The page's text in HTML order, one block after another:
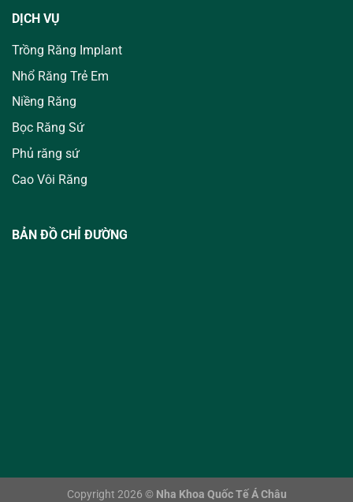
DỊCH VỤ
Trồng Răng Implant
Nhổ Răng Trẻ Em
Niềng Răng
Bọc Răng Sứ
Phủ răng sứ
Cao Vôi Răng
BẢN ĐỒ CHỈ ĐƯỜNG
Copyright 2026 © Nha Khoa Quốc Tế Á Châu